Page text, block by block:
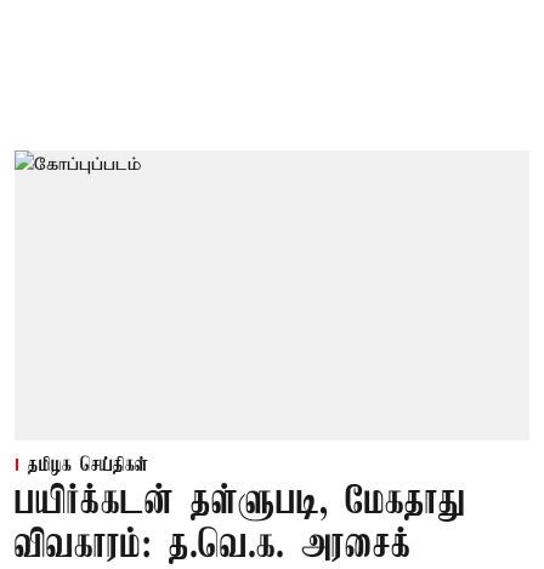
தமிழக செய்திகள்
பயிர்க்கடன் தள்ளுபடி, மேகதாது
விவகாரம்: த.வெ.க. அரசைக்